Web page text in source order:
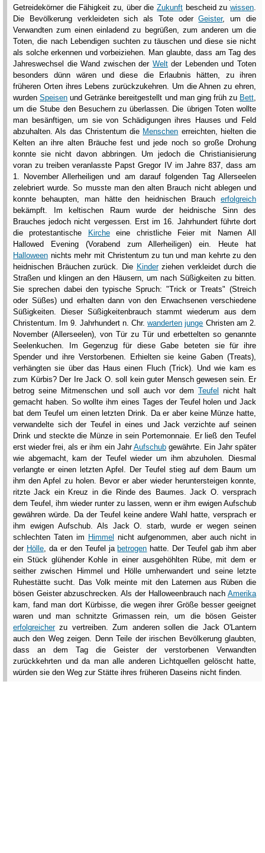
Getreidekörner die Fähigkeit zu, über die Zukunft bescheid zu wissen
Die Bevölkerung verkleideten sich als Tote oderGeister, um die
Verwandten zum einen einladend zu begrüßen, zum anderen um die
Toten, die nach Lebendigen suchten zu täuschen und diese sie nicht
als solche erkennen und vorbeiziehen. Man glaubte, dass am Tag des
Jahreswechsel die Wand zwischen der Weltder Lebenden und Toten
besonders dünn wären und diese die Erlaubnis hätten, zu ihren
früheren Orten ihres Lebens zurückzukehren. Um die Ahnen zu ehren,
wurdenSpeisen und Getränke bereitgestellt und man ging früh zu Bett
um die Stube den Besuchern zu überlassen. Die übrigen Toten wollte
man besänftigen, um sie von Schädigungen ihres Hauses und Feld
abzuhalten. Als das Christentum die Menschen erreichten, hielten die
Kelten an ihre alten Bräuche fest und jede noch so große Drohung
konnte sie nicht davon abbringen. Um jedoch die Christianisierung
voran zu treiben veranlasste Papst Gregor IV im Jahre 837, dass am
1. November Allerheiligen und am darauf folgenden Tag Allerseelen
zelebriert wurde. So musste man den alten Brauch nicht ablegen und
konnte behaupten, man hätte den heidnischen Brauch erfolgreich
bekämpft. Im keltischen Raum wurde der heidnische Sinn des
Brauches jedoch nicht vergessen. Erst im 16. Jahrhundert führte dort
die protestantische Kircheeine christliche Feier mit Namen All
Hallowed Evening (Vorabend zum Allerheiligen) ein. Heute hat
Halloween nichts mehr mit Christentum zu tun und man kehrte zu den
heidnischen Bräuchen zurück. Die Kinderziehen verkleidet durch die
Straßen und klingen an den Häusern, um nach Süßigkeiten zu bitten.
Sie sprechen dabei den typische Spruch: "Trick or Treats" (Streich
oder Süßes) und erhalten dann von den Erwachsenen verschiedene
Süßigkeiten. Dieser Süßigkeitenbrauch stammt wiederum aus dem
Christentum. Im 9. Jahrhundert n. Chr.wanderten junge Christen am 2.
November (Allerseelen), von Tür zu Tür und erbettelten so genannte
Seelenkuchen. Im Gegenzug für diese Gabe beteten sie für ihre
Spender und ihre Verstorbenen. Erhielten sie keine Gaben (Treats),
verhängten sie über das Haus einen Fluch (Trick). Und wie kam es
zum Kürbis? Der Ire Jack O. soll kein guter Mensch gewesen sein. Er
betrog seine Mitmenschen und soll auch vor dem Teufel nicht halt
gemacht haben. So wollte ihm eines Tages der Teufel holen und Jack
bat dem Teufel um einen letzten Drink. Da er aber keine Münze hatte,
verwandelte sich der Teufel in eines und Jack verzichte auf seinen
Drink und steckte die Münze in sein Portemonnaie. Er ließ den Teufel
erst wieder frei, als er ihm ein JahrAufschubgewährte. Ein Jahr später
wie abgemacht, kam der Teufel wieder um ihm abzuholen. Diesmal
verlangte er einen letzten Apfel. Der Teufel stieg auf dem Baum um
ihm den Apfel zu holen. Bevor er aber wieder heruntersteigen konnte,
ritzte Jack ein Kreuz in die Rinde des Baumes. Jack O. versprach
dem Teufel, ihm wieder runter zu lassen, wenn er ihm ewigen Aufschub
gewähren würde. Da der Teufel keine andere Wahl hatte, versprach er
ihm ewigen Aufschub. Als Jack O. starb, wurde er wegen seinen
schlechten Taten im Himmel nicht aufgenommen, aber auch nicht in
der Hölle, da er den Teufel jabetrogen hatte. Der Teufel gab ihm aber
ein Stück glühender Kohle in einer ausgehöhlten Rübe, mit dem er
seither zwischen Himmel und Hölle umherwandert und seine letzte
Ruhestätte sucht. Das Volk meinte mit den Laternen aus Rüben die
bösen Geister abzuschrecken. Als der Halloweenbrauch nach Amerika
kam, fand man dort Kürbisse, die wegen ihrer Größe besser geeignet
waren und man schnitzte Grimassen rein, um die bösen Geister
erfolgreicherzu vertreiben. Zum anderen sollen die Jack O'Lantern
auch den Weg zeigen. Denn Teile der irischen Bevölkerung glaubten,
dass an dem Tag die Geister der verstorbenen Verwandten
zurückkehrten und da man alle anderen Lichtquellen gelöscht hatte,
würden sie den Weg zur Stätte ihres früheren Daseins nicht finden.